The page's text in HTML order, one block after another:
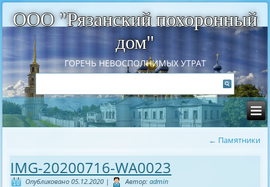
ООО "Рязанский похоронный
дом"
ГОРЕЧЬ НЕВОСПОЛНИМЫХ УТРАТ
← Памятники
IMG-20200716-WA0023
Опубликовано 05.12.2020 | Автор: admin